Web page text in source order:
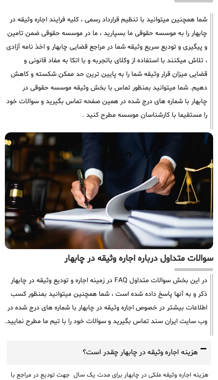
شما همچنین میتوانید با تنظیم قرارداد رسمی ، کلیه فرایند اجاره وثیقه در
چابهار را به موسسه حقوقی ما بسپارید ، ما در موسسه حقوقی ضمن تامین
و پیگیری و تودیع سریع وثیقه شما در مراجع قضایی چابهار و اخذ نامه آزادی
، تلاش میکنند با استفاده از وکلای باتجربه و با اتکا به مفاد قانونی و
قضایی میزان قرار وثیقه شما را به پایین ترین حد ممکن شکسته و کاهش
دهیم. شما میتوانید بمنظور تماس با بخش وثیقه موسسه حقوقی در
چابهار با شماره های درج شده در همین صفحه تماس بگیرید و سوالات خود
را مستقیما با کارشناسان موسسه مطرح کنید .
سوالات متداول درباره اجاره وثیقه در چابهار
در این بخش سوالات متداول FAQ در زمینه اجاره و تودیع وثیقه در چابهار
ذکر و به آنها پاسخ داده شده است ، شما همچنین میتوانید بمنظور کسب
اطلاعات بیشتر در خصوص اجاره وثیقه در چابهار با شماره های درج شده در
وب سایت ایران سند تماس بگیرید و سوالات خود را با تیم ما مطرح نمایید.
هزینه اجاره وثیقه در چابهار چقدر است؟
هزینه اجاره وثیقه ملکی در چابهار برای مدت یک سال جهت تودیع در مراجع با